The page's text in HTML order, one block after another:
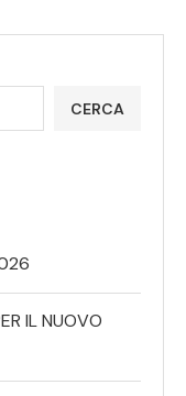
CERCA
IL NUOVO